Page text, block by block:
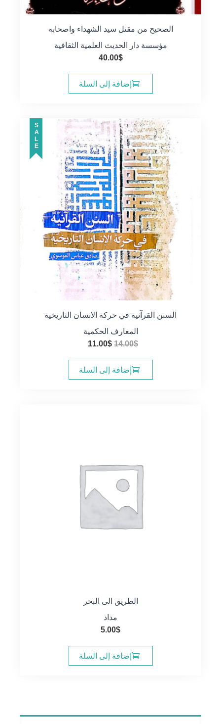
الصحيح من مقتل سيد الشهداء واصحابه
مؤسسة دار الحديث العلمية الثقافية
40.00$
إضافة إلى السلة
SALE
السنن القرآنية في حركة الانسان التاريخية
المعارف الحكمية
14.00$
السعر
هو:
14.00$.
11.00$
هو:
11.00$.
إضافة إلى السلة
الطريق الى البحر
مداد
5.00$
إضافة إلى السلة